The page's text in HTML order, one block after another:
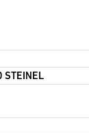
STEINEL